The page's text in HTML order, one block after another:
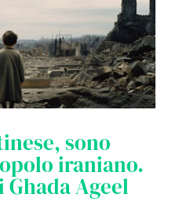
sono
iraniano.
Ghada Ageel